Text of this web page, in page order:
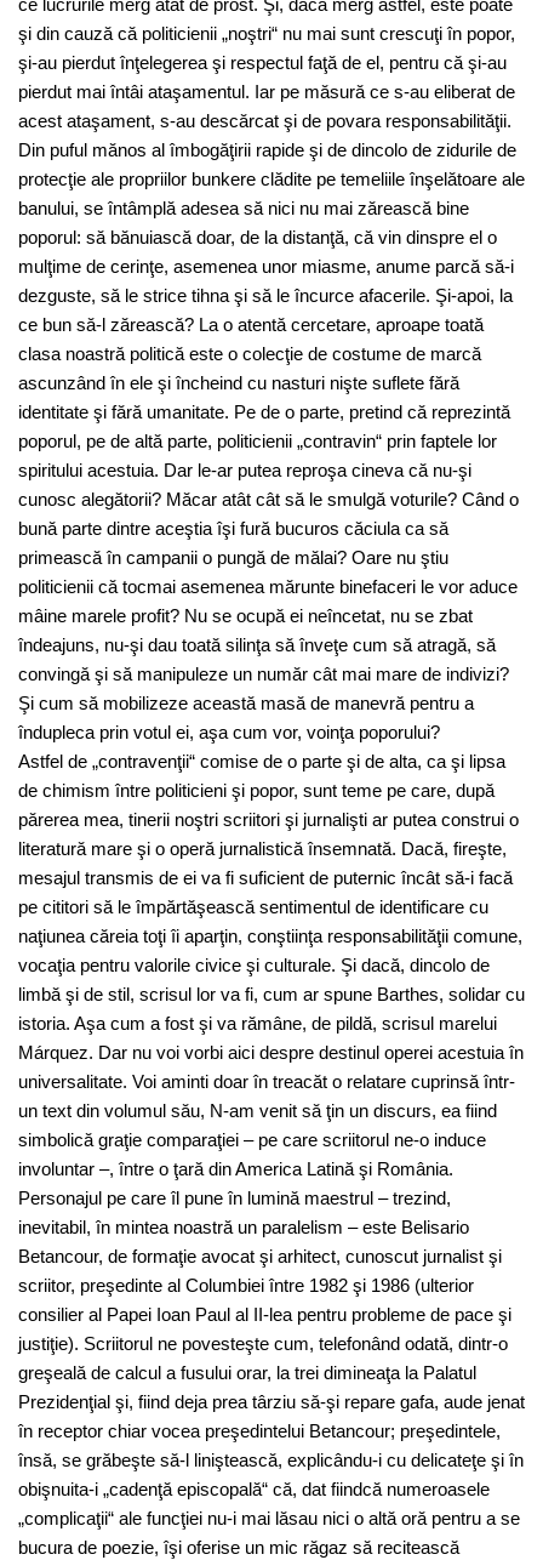
ce lucrurile merg atât de prost. Şi, dacă merg astfel, este poate
şi din cauză că politicienii „noştri“ nu mai sunt crescuţi în popor,
şi-au pierdut înţelegerea şi respectul faţă de el, pentru că şi-au
pierdut mai întâi ataşamentul. Iar pe măsură ce s-au eliberat de
acest ataşament, s-au descărcat şi de povara responsabilităţii.
Din puful mănos al îmbogăţirii rapide şi de dincolo de zidurile de
protecţie ale propriilor bunkere clădite pe temeliile înşelătoare ale
banului, se întâmplă adesea să nici nu mai zărească bine
poporul: să bănuiască doar, de la distanţă, că vin dinspre el o
mulţime de cerinţe, asemenea unor miasme, anume parcă să-i
dezguste, să le strice tihna şi să le încurce afacerile. Şi-apoi, la
ce bun să-l zărească? La o atentă cercetare, aproape toată
clasa noastră politică este o colecţie de costume de marcă
ascunzând în ele şi încheind cu nasturi nişte suflete fără
identitate şi fără umanitate. Pe de o parte, pretind că reprezintă
poporul, pe de altă parte, politicienii „contravin“ prin faptele lor
spiritului acestuia. Dar le-ar putea reproşa cineva că nu-şi
cunosc alegătorii? Măcar atât cât să le smulgă voturile? Când o
bună parte dintre aceştia îşi fură bucuros căciula ca să
primească în campanii o pungă de mălai? Oare nu ştiu
politicienii că tocmai asemenea mărunte binefaceri le vor aduce
mâine marele profit? Nu se ocupă ei neîncetat, nu se zbat
îndeajuns, nu-şi dau toată silinţa să înveţe cum să atragă, să
convingă şi să manipuleze un număr cât mai mare de indivizi?
Şi cum să mobilizeze această masă de manevră pentru a
îndupleca prin votul ei, aşa cum vor, voinţa poporului?
Astfel de „contravenţii“ comise de o parte şi de alta, ca şi lipsa
de chimism între politicieni şi popor, sunt teme pe care, după
părerea mea, tinerii noştri scriitori şi jurnalişti ar putea construi o
literatură mare şi o operă jurnalistică însemnată. Dacă, fireşte,
mesajul transmis de ei va fi suficient de puternic încât să-i facă
pe cititori să le împărtăşească sentimentul de identificare cu
naţiunea căreia toţi îi aparţin, conştiinţa responsabilităţii comune,
vocaţia pentru valorile civice şi culturale. Şi dacă, dincolo de
limbă şi de stil, scrisul lor va fi, cum ar spune Barthes, solidar cu
istoria. Aşa cum a fost şi va rămâne, de pildă, scrisul marelui
Márquez. Dar nu voi vorbi aici despre destinul operei acestuia în
universalitate. Voi aminti doar în treacăt o relatare cuprinsă într-
un text din volumul său, N-am venit să ţin un discurs, ea fiind
simbolică graţie comparaţiei – pe care scriitorul ne-o induce
involuntar –, între o ţară din America Latină şi România.
Personajul pe care îl pune în lumină maestrul – trezind,
inevitabil, în mintea noastră un paralelism – este Belisario
Betancour, de formaţie avocat şi arhitect, cunoscut jurnalist şi
scriitor, preşedinte al Columbiei între 1982 şi 1986 (ulterior
consilier al Papei Ioan Paul al II-lea pentru probleme de pace şi
justiţie). Scriitorul ne povesteşte cum, telefonând odată, dintr-o
greşeală de calcul a fusului orar, la trei dimineaţa la Palatul
Prezidenţial şi, fiind deja prea târziu să-şi repare gafa, aude jenat
în receptor chiar vocea preşedintelui Betancour; preşedintele,
însă, se grăbeşte să-l liniştească, explicându-i cu delicateţe şi în
obişnuita-i „cadenţă episcopală“ că, dat fiindcă numeroasele
„complicaţii“ ale funcţiei nu-i mai lăsau nici o altă oră pentru a se
bucura de poezie, îşi oferise un mic răgaz să recitească